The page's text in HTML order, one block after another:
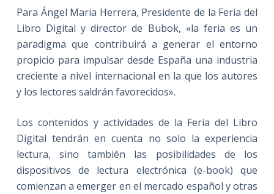
Para Ángel Maria Herrera, Presidente de la Feria del
Libro Digital y director de Bubok, «la feria es un
paradigma que contribuirá a generar el entorno
propicio para impulsar desde España una industria
creciente a nivel internacional en la que los autores
y los lectores saldrán favorecidos».
Los contenidos y actividades de la Feria del Libro
Digital tendrán en cuenta no solo la experiencia
lectura, sino también las posibilidades de los
dispositivos de lectura electrónica (e-book) que
comienzan a emerger en el mercado español y otras